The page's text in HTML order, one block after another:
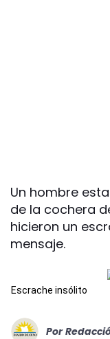
Un hombre
de la cochera
hicieron un
mensaje.
Escrache insólito
Por